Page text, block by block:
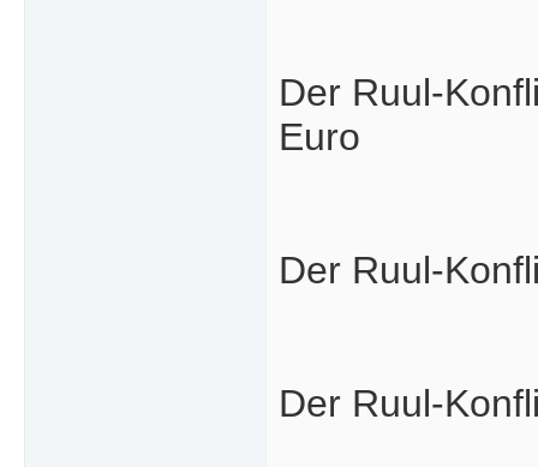
Der Ruul-
Euro
Der Ruul-
Der Ruul-